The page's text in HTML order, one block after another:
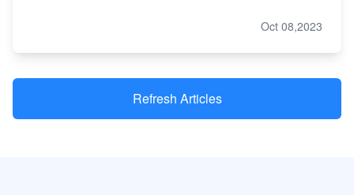
Oct 08,2023
Refresh Articles